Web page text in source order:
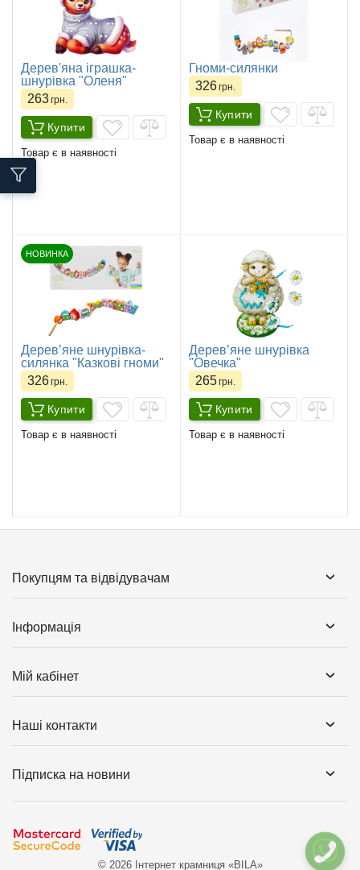
Дерев'яна іграшка-
шнурівка "Оленя"
263грн.
Купити
Товар є в наявності
Гноми-силянки
326грн.
Купити
Товар є в наявності
НОВИНКА
Деревʼяне шнурівка-
силянка "Казкові гноми"
326грн.
Купити
Товар є в наявності
Деревʼяне шнурівка
"Овечка"
265грн.
Купити
Товар є в наявності
Покупцям та відвідувачам
Інформація
Мій кабінет
Наші контакти
Підписка на новини
© 2026 Інтернет крамниця «BILA»